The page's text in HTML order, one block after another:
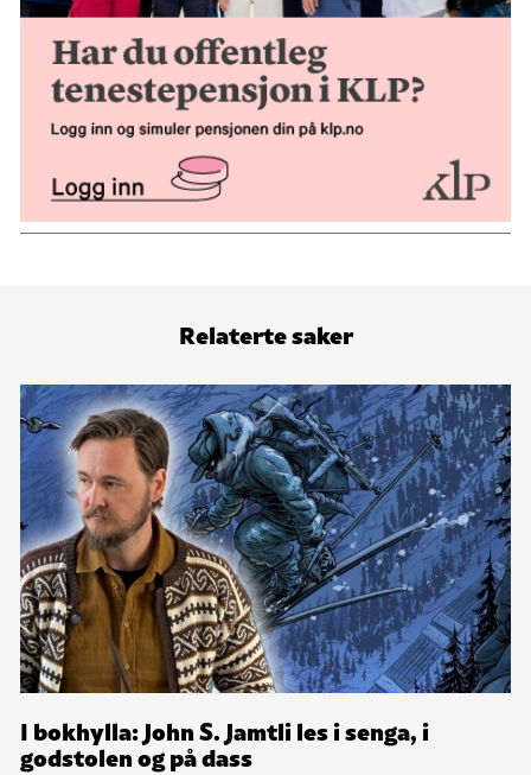
Relaterte saker
I bokhylla: John S. Jamtli les i senga, i
godstolen og på dass